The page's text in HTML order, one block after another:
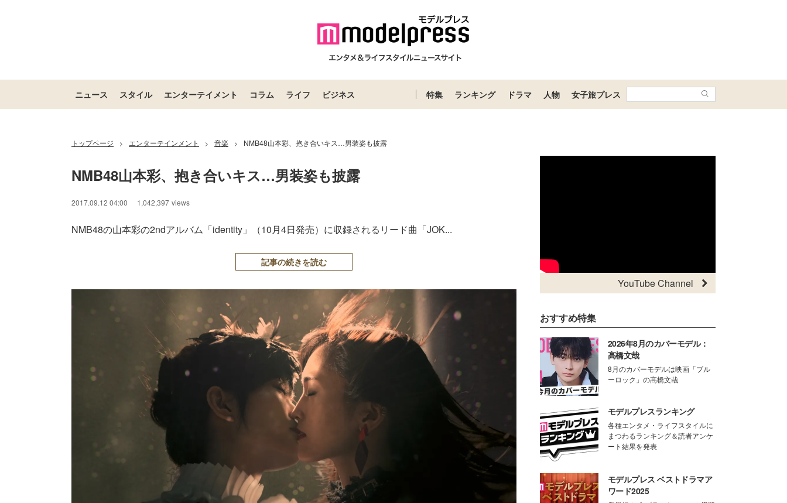
ニュース スタイル エンターテイメント コラム ライフ ビジネス 特集 ランキング ドラマ 人物 女子旅プレス
トップページ > エンターテインメント > 音楽 > NMB48山本彩、抱き合いキス…男装姿も披露
NMB48山本彩、抱き合いキス…男装姿も披露
2017.09.12 04:00 1,042,397 views
NMB48の山本彩の2ndアルバム「identity」（10月4日発売）に収録されるリード曲「JOK...
記事の続きを読む
YouTube Channel
おすすめ特集
2026年8月のカバーモデル：
高橋文哉
8月のカバーモデルは映画「ブル
ーロック」の高橋文哉
モデルプレスランキング
各種エンタメ・ライフスタイルに
まつわるランキング＆読者アンケ
ート結果を発表
モデルプレス ベストドラマア
ワード2025